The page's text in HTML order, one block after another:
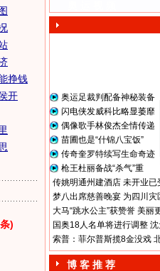
挣钱
开
)
奥运足裁判配备神秘装备
闪电侠发威科比略显萎靡
偶像歌手林俊杰全情传递
苗圃也是“什锦八宝饭”
传奇奎罗特续写生命奇迹
枪王杜丽备战“杀气”重
传姚明通州建酒店 未开业已
梦八出席慈善晚宴 为四川
大马“跳水公主”获赞誉 美丽
国奥18人名单将进行调整
索普：菲尔普斯揽8金没戏
博 客 推 荐